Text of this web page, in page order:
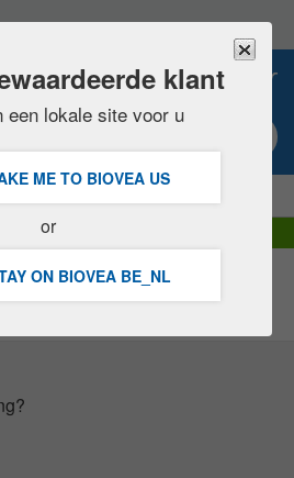
| BTW inbegrepen
Service Contact
klant
een lokale site voor u
ME TO BIOVEA US
or
ON BIOVEA BE_NL